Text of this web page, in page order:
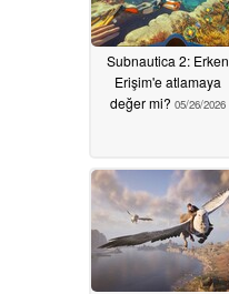
Subnautica 2: Erken
Erişim'e atlamaya
değer mi? 05/26/2026